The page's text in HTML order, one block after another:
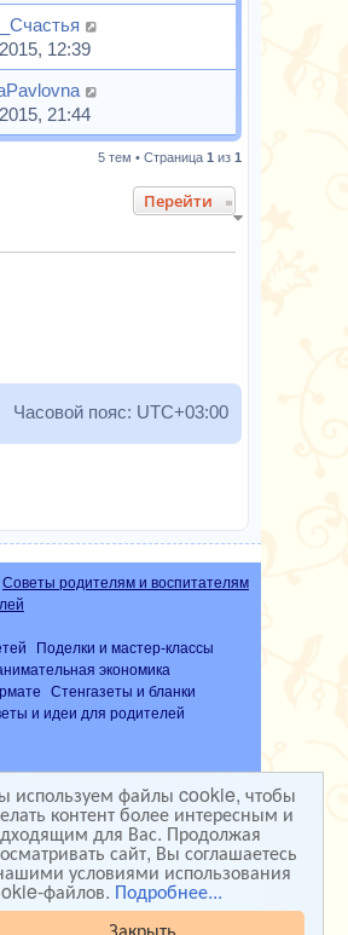
используем файлы cookie, чтобы
контент более интересным и
для Вас. Продолжая
сайт, Вы соглашаетесь
условиями использования
файлов. Подробнее...
12:39
21:44
5 тем • Страница 1 из 1
Перейти
Часовой пояс: UTC+03:00
Советы родителям и воспитателям
Поделки и мастер-классы
экономика
Стенгазеты и бланки
и идеи для родителей